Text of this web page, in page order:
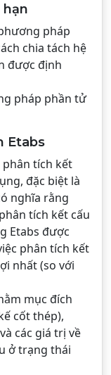
hạn
pháp
chia tách hệ
được định
pháp phần tử
Etabs
phân tích kết
đặc biệt là
nghĩa rằng
tích kết cấu
Etabs được
phân tích kết
nhất (so với
mục đích
cốt thép),
các giá trị về
ở trạng thái